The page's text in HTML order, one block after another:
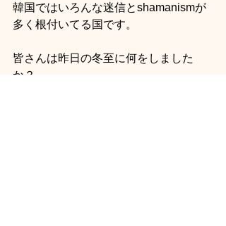
韓国ではいろんな迷信とshamanismが
多く根付いてる国です。
皆さんは昨日の冬至に何をしました
か？